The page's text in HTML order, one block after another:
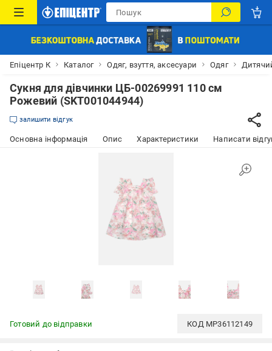
Епіцентр К Каталог Одяг, взуття, аксесуари Одяг
Сукня для дівчинки ЦБ-00269991 110 см
Рожевий (SKT001044944)
залишити відгук
Основна інформація Опис Характеристики Написати
Готовий до відправки КОД MP36112149